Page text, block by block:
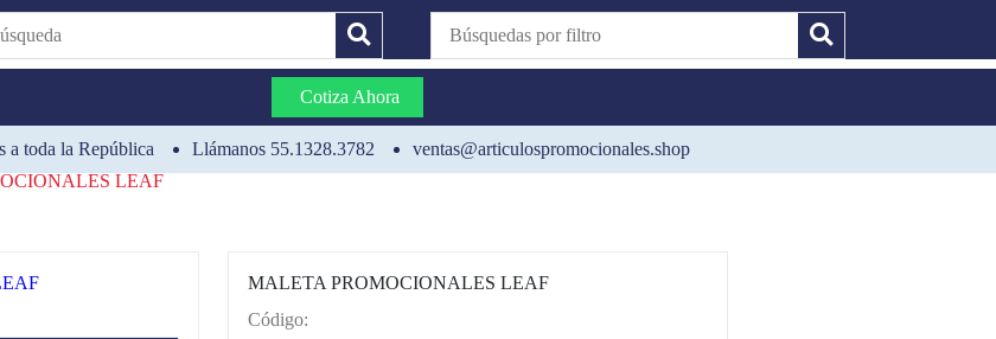
Cotiza Ahora
a toda la República Llámanos 55.1328.3782
ventas@articulospromocionales.shop
LEAF
MALETA PROMOCIONALES LEAF
Código: